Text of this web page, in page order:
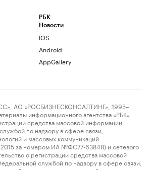
РБК
Новости
iOS
Android
AppGallery
АО «РОСБИЗНЕСКОНСАЛТИНГ», 1995–
информационного агентства «РБК»
средства массовой информации
по надзору в сфере связи,
и массовых коммуникаций
за номером ИА №ФС77-63848) и сетевого
о регистрации средства массовой
службой по надзору в сфере связи,